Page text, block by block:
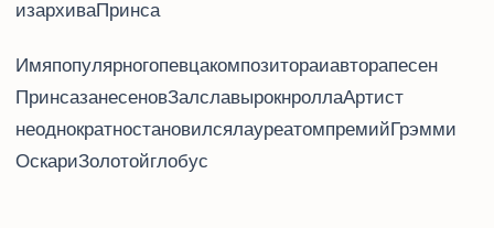
из архива Принса.
Имя популярного певца, композитора и автора песен
Принса занесено в Зал славы рок-н-ролла. Артист
неоднократно становился лауреатом премий “Грэмми”,
“Оскар” и “Золотой глобус”.